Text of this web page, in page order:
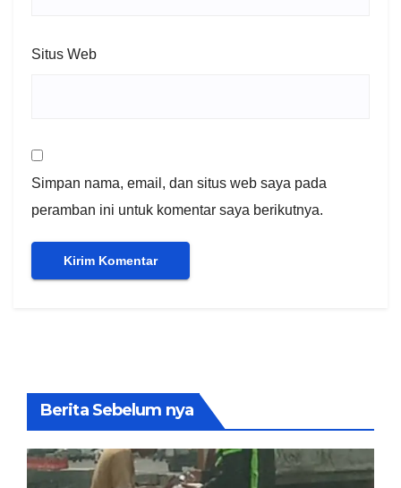
Situs Web
Simpan nama, email, dan situs web saya pada
peramban ini untuk komentar saya berikutnya.
Berita Sebelum nya